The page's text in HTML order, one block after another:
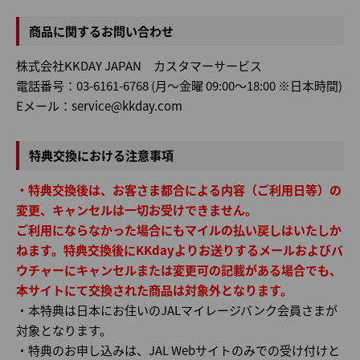
商品に関するお問い合わせ
株式会社KKDAY JAPAN カスタマーサービス
電話番号：03-6161-6768 (月～金曜 09:00～18:00 ※日本時間)
Eメール：service@kkday.com
特典交換における注意事項
・特典交換後は、お客さま都合による内容（ご利用日等）の
変更、キャンセルは一切お受けできません。
ご利用にならなかった場合にもマイルの払い戻しはいたしか
ねます。特典交換後にKKdayよりお送りするメールおよびバ
ウチャーにキャンセルまたは変更可の記載がある場合でも、
本サイトにて交換された商品は対象外となります。
・本特典は日本にお住いのJALマイレージバンク会員さまが
対象となります。
・特典のお申し込みは、JAL Webサイトのみでの受け付けと